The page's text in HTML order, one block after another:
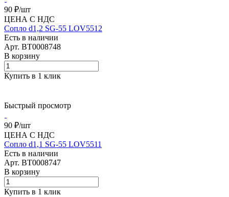
90 ₽/шт
ЦЕНА С НДС
Сопло d1,2 SG-55 LOV5512
Есть в наличии
Арт. BT0008748
В корзину
Купить в 1 клик
Быстрый просмотр
90 ₽/шт
ЦЕНА С НДС
Сопло d1,1 SG-55 LOV5511
Есть в наличии
Арт. BT0008747
В корзину
Купить в 1 клик